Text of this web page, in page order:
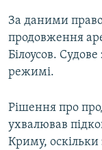
За даними
продовження
Білоусов.
режимі.
Рішення про
ухвалював
Криму, оскільки